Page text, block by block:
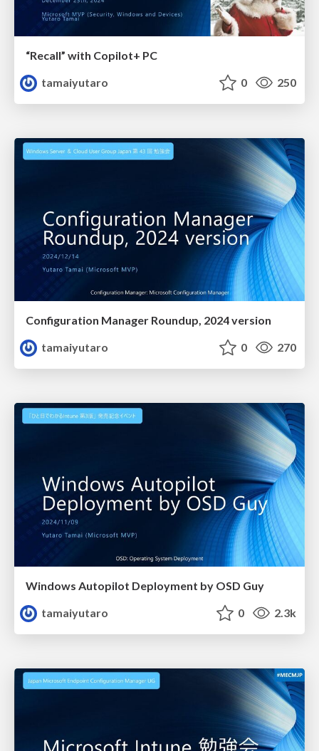
“Recall” with Copilot+ PC
tamaiyutaro
0 250
Configuration Manager Roundup, 2024 version
tamaiyutaro
0 270
Windows Autopilot Deployment by OSD Guy
tamaiyutaro
0 2.3k